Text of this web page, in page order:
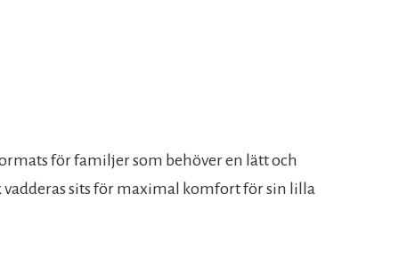
för familjer som behöver en lätt och
sits för maximal komfort för sin lilla